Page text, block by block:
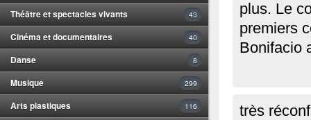
Théâtre et spectacles vivants 43
Cinéma et documentaires 40
Danse 8
Musique 299
Arts plastiques 116
plus. Le
premiers
Bonifacio
très